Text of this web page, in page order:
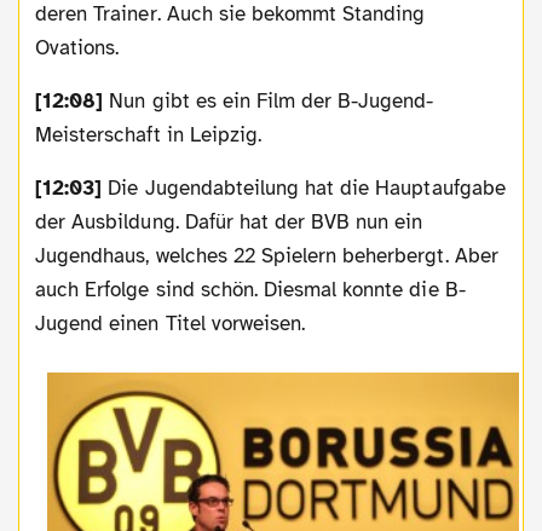
deren Trainer. Auch sie bekommt Standing
Ovations.
[12:08] Nun gibt es ein Film der B-Jugend-
Meisterschaft in Leipzig.
[12:03] Die Jugendabteilung hat die Hauptaufgabe
der Ausbildung. Dafür hat der BVB nun ein
Jugendhaus, welches 22 Spielern beherbergt. Aber
auch Erfolge sind schön. Diesmal konnte die B-
Jugend einen Titel vorweisen.